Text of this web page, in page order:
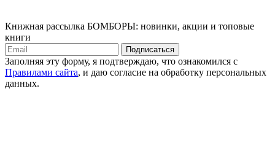
Книжная рассылка БОМБОРЫ: новинки, акции и топовые
книги
Подписаться
Заполняя эту форму, я подтверждаю, что ознакомился с
Правилами сайта, и даю согласие на обработку персональных
данных.